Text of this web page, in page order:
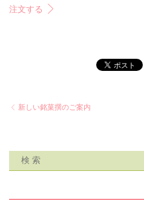
注文する
新しい銘菓撰のご案内